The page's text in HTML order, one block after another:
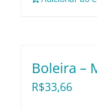
Boleira –
R$33,66